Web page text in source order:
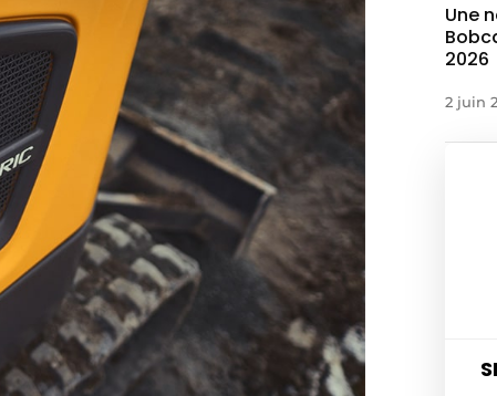
Une
2026
2 juin